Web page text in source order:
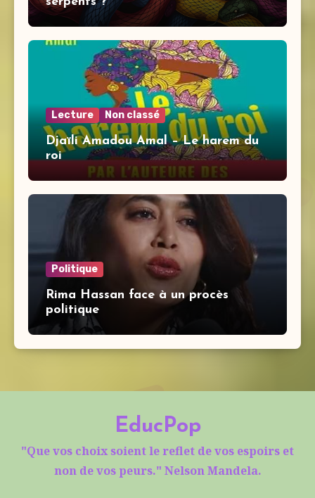
Lecture Non classé
Djaïli Amadou Amal – Le harem du
roi
Politique
Rima Hassan face à un procès
politique
EducPop
"Que vos choix soient le reflet de vos espoirs et
non de vos peurs." Nelson Mandela.